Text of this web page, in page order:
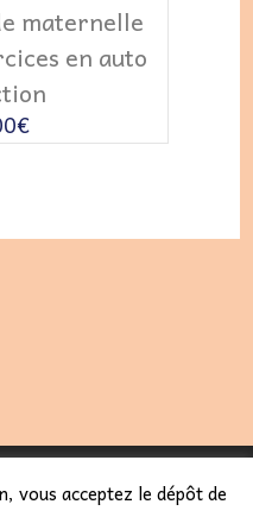
maternelle
en auto
€
CGV-POLITIQUE DE
vous acceptez le dépôt de